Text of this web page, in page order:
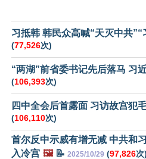
习抵韩 韩民众高喊“天灭中共”“
(77,526次)
“两湖”前省委书记先后落马 习
(106,393次)
四中全会后首露面 习访故宫犯
(106,110次)
首尔反中示威有增无减 中共和
入冷宫 🖼️📝 2025/10/29 (97,826次)